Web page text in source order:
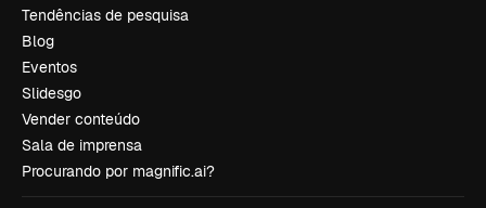
Tendências de pesquisa
Blog
Eventos
Slidesgo
Vender conteúdo
Sala de imprensa
Procurando por magnific.ai?